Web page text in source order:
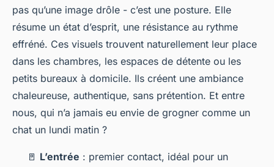
pas qu’une image drôle - c’est une posture. Elle
résume un état d’esprit, une résistance au rythme
effréné. Ces visuels trouvent naturellement leur place
dans les chambres, les espaces de détente ou les
petits bureaux à domicile. Ils créent une ambiance
chaleureuse, authentique, sans prétention. Et entre
nous, qui n’a jamais eu envie de grogner comme un
chat un lundi matin ?
🚪 L’entrée : premier contact, idéal pour un